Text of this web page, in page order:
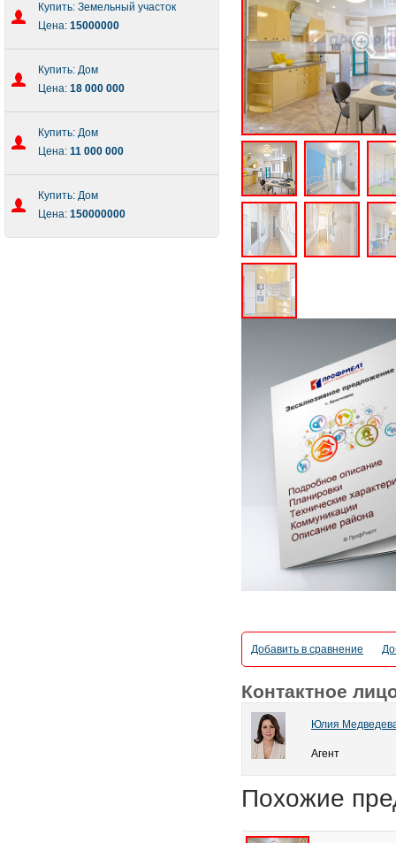
Купить: Земельный участок
Цена: 15000000
Купить: Дом
Цена: 18 000 000
Купить: Дом
Цена: 11 000 000
Купить: Дом
Цена: 150000000
Добавить в сравнение
Контактное
Юлия
Агент
Похожие